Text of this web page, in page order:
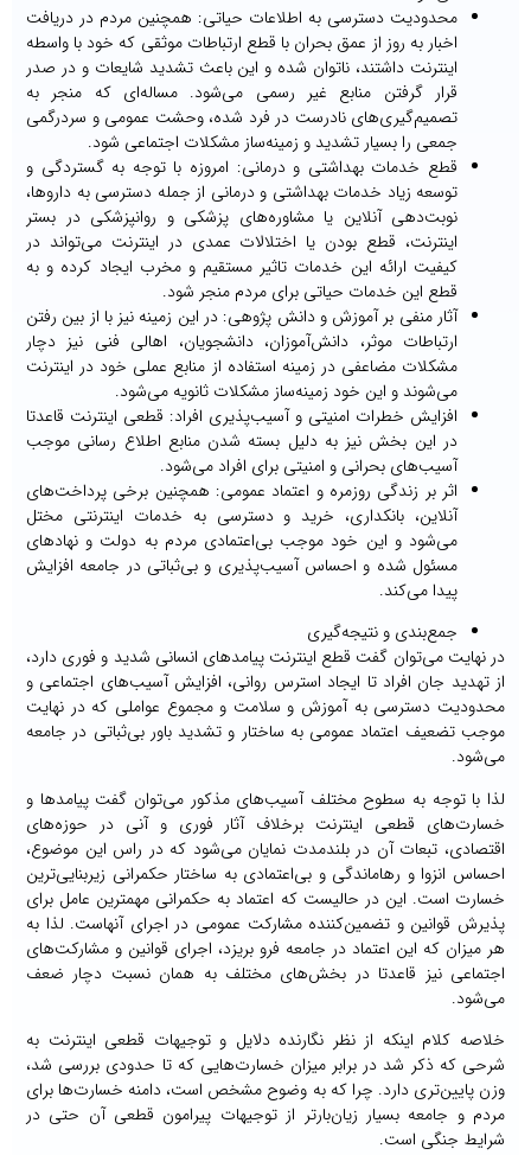
محدودیت دسترسی به اطلاعات حیاتی: همچنین مردم در دریافت
اخبار به روز از عمق بحران با قطع ارتباطات موثقی که خود با واسطه
اینترنت داشتند، ناتوان شده و این باعث تشدید شایعات و در صدر
قرار گرفتن منابع غیر رسمی‌ می‌شود. مساله‌ای که منجر به
تصمیم‌گیری‌های نادرست در فرد شده، وحشت عمومی ‌و سردرگمی
‌جمعی را بسیار تشدید و زمینه‌ساز مشکلات اجتماعی شود.
قطع خدمات بهداشتی و درمانی: امروزه با توجه به گستردگی و
توسعه زیاد خدمات بهداشتی و درمانی از جمله دسترسی به داروها،
نوبت‌دهی آنلاین یا مشاوره‌های پزشکی و روانپزشکی در بستر
اینترنت، قطع بودن یا اختلالات عمدی در اینترنت می‌تواند در
کیفیت ارائه این خدمات تاثیر مستقیم و مخرب ایجاد کرده و به
قطع این خدمات حیاتی برای مردم منجر شود.
آثار منفی بر آموزش و دانش پژوهی: در این زمینه نیز با از بین رفتن
ارتباطات موثر، دانش‌آموزان، دانشجویان، اهالی فنی نیز دچار
مشکلات مضاعفی در زمینه استفاده از منابع عملی خود در اینترنت
می‌شوند و این خود زمینه‌ساز مشکلات ثانویه می‌شود.
افزایش خطرات امنیتی و آسیب‌پذیری افراد: قطعی اینترنت قاعدتا
در این بخش نیز به دلیل بسته شدن منابع اطلاع رسانی موجب
آسیب‌های بحرانی و امنیتی برای افراد می‌شود.
اثر بر زندگی روزمره و اعتماد عمومی‌: همچنین برخی پرداخت‌های
آنلاین، بانکداری، خرید و دسترسی به خدمات اینترنتی مختل
می‌شود و این خود موجب بی‌اعتمادی مردم به دولت و نهادهای
مسئول شده و احساس آسیب‌پذیری و بی‌ثباتی در جامعه افزایش
پیدا می‌کند.
جمع‌بندی و نتیجه‌گیری
در نهایت می‌توان گفت قطع اینترنت پیامدهای انسانی شدید و فوری دارد،
از تهدید جان افراد تا ایجاد استرس روانی، افزایش آسیب‌های اجتماعی و
محدودیت دسترسی به آموزش و سلامت و مجموع عواملی که در نهایت
موجب تضعیف اعتماد عمومی ‌به ساختار و تشدید باور بی‌ثباتی در جامعه
می‌شود.
لذا با توجه به سطوح مختلف آسیب‌های مذکور می‌توان گفت پیامدها و
خسارت‌های قطعی اینترنت برخلاف آثار فوری و آنی در حوزه‌های
اقتصادی، تبعات آن در بلند‌مدت نمایان می‌شود که در راس این موضوع،
احساس انزوا و رهاماندگی و بی‌اعتمادی به ساختار حکمرانی زیربنایی‌ترین
خسارت است. این در حالیست که اعتماد به حکمرانی مهمترین عامل برای
پذیرش قوانین و تضمین‌کننده مشارکت عمومی در اجرای آنهاست. لذا به
هر میزان که این اعتماد در جامعه فرو بریزد، اجرای قوانین و مشارکت‌های
اجتماعی نیز قاعدتا در بخش‌های مختلف به همان نسبت دچار ضعف
می‌شود.
خلاصه کلام اینکه از نظر نگارنده دلایل و توجیهات قطعی اینترنت به
شرحی که ذکر شد در برابر میزان خسارت‌هایی که تا حدودی بررسی شد،
وزن پایین‌تری دارد. چرا که به وضوح مشخص است، دامنه خسارت‌ها برای
مردم و جامعه بسیار زیان‌بارتر از توجیهات پیرامون قطعی آن حتی در
شرایط جنگی است.